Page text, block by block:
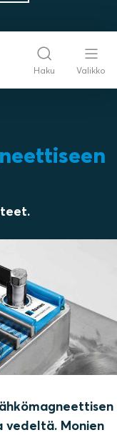
Haku Valikko
vedeltä. Monien